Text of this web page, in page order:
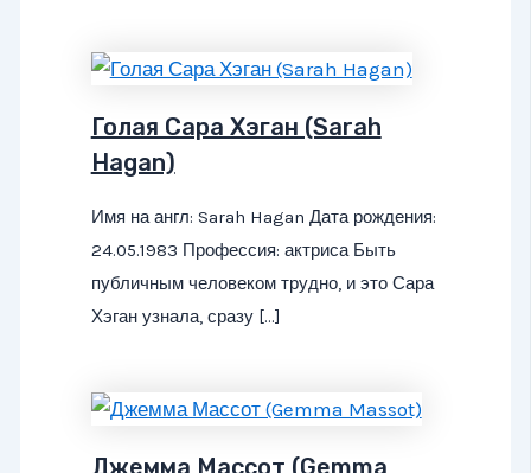
Голая Сара Хэган (Sarah
Hagan)
Имя на англ: Sarah Hagan Дата рождения:
24.05.1983 Профессия: актриса Быть
публичным человеком трудно, и это Сара
Хэган узнала, сразу […]